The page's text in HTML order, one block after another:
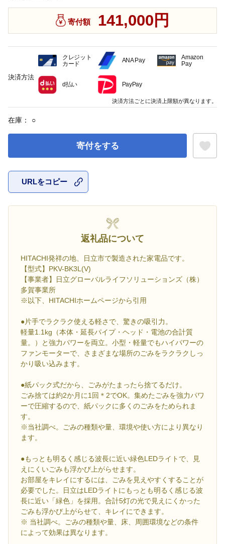
寄付額 141,000円
在庫： ○
寄付をする
URLをコピー
返礼品について
HITACHI発祥の地、日立市で製造された家電品です。
【型式】PKV-BK3L(V)
【事業者】日立グローバルライフソリューションズ（株）
多賀事業所
※以下、HITACHIホームページから引用
●片手でラクラク使える軽さで、驚きの吸引力。
軽量1.1kg（本体・延長パイプ・ヘッド・電池の合計質
量。）と強力パワーを両立。小型・軽量でもハイパワーの
ファンモーターで、さまざまな場所のごみをラクラクしっ
かり吸い込みます。
●紙パック式だから、ごみがたまったら捨てるだけ。
ごみ捨ては約2か月に1回＊2でOK。集めたごみを強力パワ
ーで圧縮するので、紙パックに多くのごみをためられま
す。
※当社調べ。ごみの種類や量、環境や使い方により異なり
ます。
●もっとも明るく感じる波長に近い緑色LEDライトで、見
えにくいごみも浮かび上がらせます。
お部屋をキレイにするには、ごみを見えやすくすることが
必要でした。日立はLEDライトにもっとも明るく感じる波
長に近い「緑色」を採用。合計5灯の光で見えにくかった
ごみも浮かび上がらせて、キレイにできます。
※ 当社調べ。ごみの種類や量、床、周囲環境などの条件
によって効果は異なります。
決済方法
クレジット
カード
ANA Pay
Amazon
Pay
d払い PayPay
決済方法ごとに決済上限額が異なります。